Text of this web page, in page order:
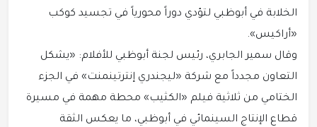
الخلابة في أبوظبي لتؤدي دوراً محورياً في تجسيد كوكب
«أراكيس».
وقال سمير الجابري، رئيس لجنة أبوظبي للأفلام: «يشكل
التعاون مجدداً مع شركة «ليجندري إنترتينمنت» في الجزء
الختامي من ثلاثية فيلم «الكثيب» محطة مهمة في مسيرة
قطاع الإنتاج السينمائي في أبوظبي، ما يعكس الثقة